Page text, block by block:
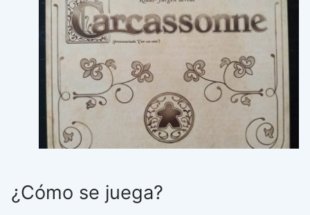
¿Cómo se juega?